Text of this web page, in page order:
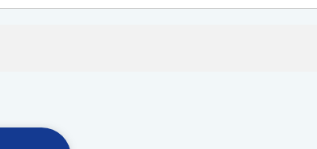
に対する回答として、電子メールや資料のご送付
に該当する場合を除き、個人情報を第三者に開示